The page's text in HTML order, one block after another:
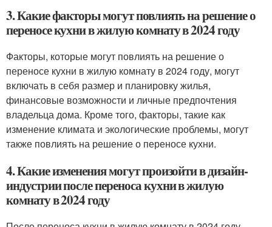
3. Какие факторы могут повлиять на решение о
переносе кухни в жилую комнату в 2024 году
Факторы, которые могут повлиять на решение о
переносе кухни в жилую комнату в 2024 году, могут
включать в себя размер и планировку жилья,
финансовые возможности и личные предпочтения
владельца дома. Кроме того, факторы, такие как
изменение климата и экологические проблемы, могут
также повлиять на решение о переносе кухни.
4. Какие изменения могут произойти в дизайн-
индустрии после переноса кухни в жилую
комнату в 2024 году